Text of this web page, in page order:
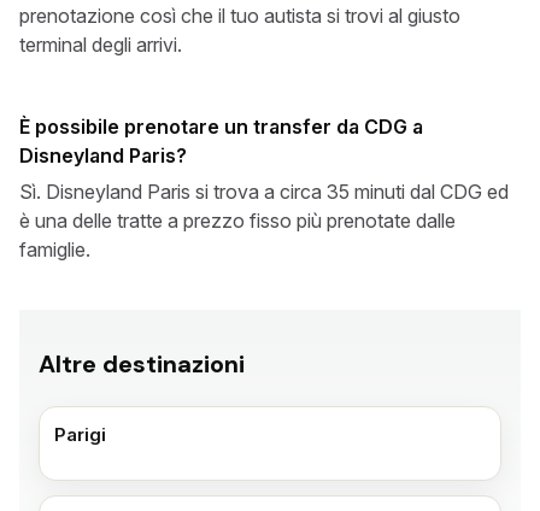
prenotazione così che il tuo autista si trovi al giusto
terminal degli arrivi.
È possibile prenotare un transfer da CDG a
Disneyland Paris?
Sì. Disneyland Paris si trova a circa 35 minuti dal CDG ed
è una delle tratte a prezzo fisso più prenotate dalle
famiglie.
Altre destinazioni
Parigi